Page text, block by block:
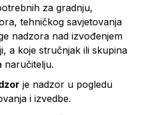
za gradnju,
tehničkog savjetovanja
nadzora nad izvođenjem
a koje stručnjak ili skupina
naručitelju.
je nadzor u pogledu
i izvedbe.